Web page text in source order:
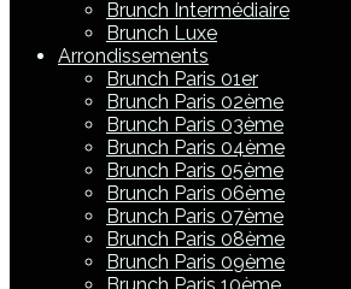
Brunch Intermédiaire
Brunch Luxe
Arrondissements
Brunch Paris 01er
Brunch Paris 02ème
Brunch Paris 03ème
Brunch Paris 04ème
Brunch Paris 05ème
Brunch Paris 06ème
Brunch Paris 07ème
Brunch Paris 08ème
Brunch Paris 09ème
Brunch Paris 10ème